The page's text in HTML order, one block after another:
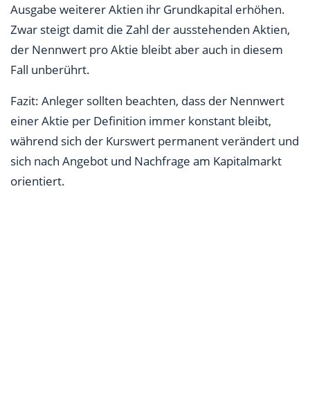
Ausgabe weiterer Aktien ihr Grundkapital erhöhen.
Zwar steigt damit die Zahl der ausstehenden Aktien,
der Nennwert pro Aktie bleibt aber auch in diesem
Fall unberührt.
Fazit: Anleger sollten beachten, dass der Nennwert
einer Aktie per Definition immer konstant bleibt,
während sich der Kurswert permanent verändert und
sich nach Angebot und Nachfrage am Kapitalmarkt
orientiert.